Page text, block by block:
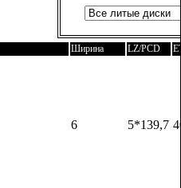
Ширина LZ/PCD
6 5*139,7